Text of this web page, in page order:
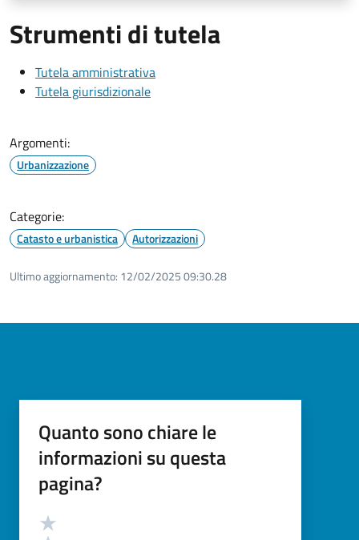
Strumenti di tutela
Tutela amministrativa
Tutela giurisdizionale
Argomenti:
Urbanizzazione
Categorie:
Catasto e urbanistica Autorizzazioni
Ultimo aggiornamento: 12/02/2025 09:30.28
Quanto sono chiare le
informazioni su questa
pagina?
Valutazione